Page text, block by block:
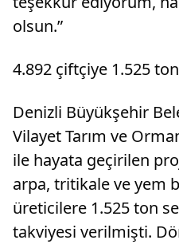
olsun.”
4.892 çiftçiye 1.525
Denizli Büyükşehir
Vilayet Tarım ve
ile hayata geçirilen
arpa, tritikale ve yem
üreticilere 1.525 ton
takviyesi verilmişti.